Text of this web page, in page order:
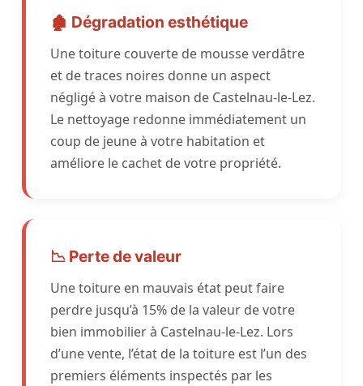
🏚️ Dégradation esthétique
Une toiture couverte de mousse verdâtre
et de traces noires donne un aspect
négligé à votre maison de Castelnau-le-Lez.
Le nettoyage redonne immédiatement un
coup de jeune à votre habitation et
améliore le cachet de votre propriété.
📉 Perte de valeur
Une toiture en mauvais état peut faire
perdre jusqu’à 15% de la valeur de votre
bien immobilier à Castelnau-le-Lez. Lors
d’une vente, l’état de la toiture est l’un des
premiers éléments inspectés par les